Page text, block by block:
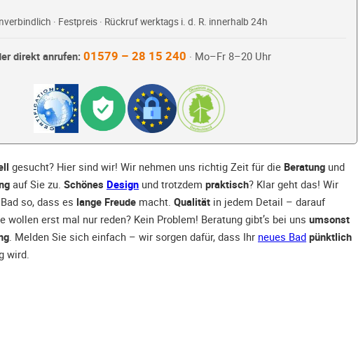
· Festpreis · Rückruf werktags i. d. R. innerhalb 24h
direkt anrufen: 01579 – 28 15 240 · Mo–Fr 8–20 Uhr
gesucht? Hier sind wir! Wir nehmen uns richtig Zeit für die Beratung und
auf Sie zu. Schönes Design und trotzdem praktisch? Klar geht das! Wir
so, dass es lange Freude macht. Qualität in jedem Detail – darauf
wollen erst mal nur reden? Kein Problem! Beratung gibt’s bei uns umsonst
. Melden Sie sich einfach – wir sorgen dafür, dass Ihr neues Bad pünktlich
wird.